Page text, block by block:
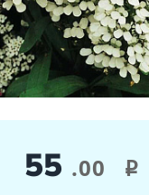
55 .00 i